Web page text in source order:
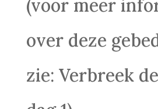
(voor meer
over deze
zie: Verbreek